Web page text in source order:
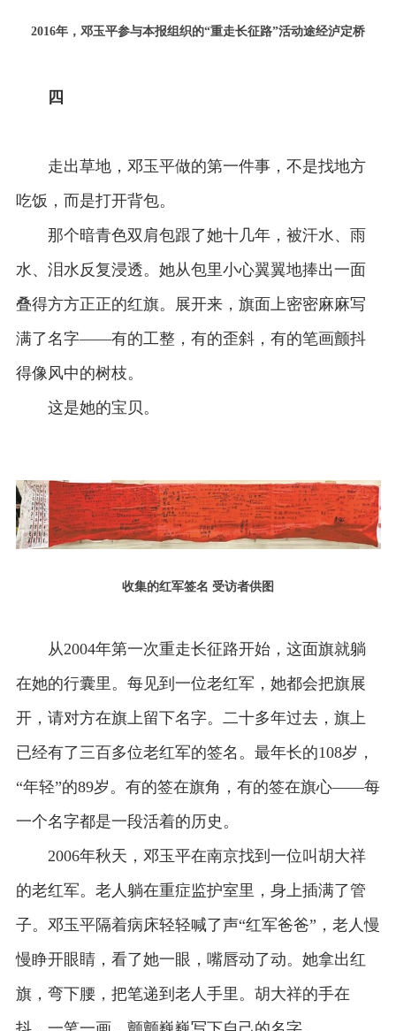
2016年，邓玉平参与本报组织的“重走长征路”活动途经泸定桥
四
走出草地，邓玉平做的第一件事，不是找地方
吃饭，而是打开背包。
那个暗青色双肩包跟了她十几年，被汗水、雨
水、泪水反复浸透。她从包里小心翼翼地捧出一面
叠得方方正正的红旗。展开来，旗面上密密麻麻写
满了名字——有的工整，有的歪斜，有的笔画颤抖
得像风中的树枝。
这是她的宝贝。
收集的红军签名 受访者供图
从2004年第一次重走长征路开始，这面旗就躺
在她的行囊里。每见到一位老红军，她都会把旗展
开，请对方在旗上留下名字。二十多年过去，旗上
已经有了三百多位老红军的签名。最年长的108岁，
“年轻”的89岁。有的签在旗角，有的签在旗心——每
一个名字都是一段活着的历史。
2006年秋天，邓玉平在南京找到一位叫胡大祥
的老红军。老人躺在重症监护室里，身上插满了管
子。邓玉平隔着病床轻轻喊了声“红军爸爸”，老人慢
慢睁开眼睛，看了她一眼，嘴唇动了动。她拿出红
旗，弯下腰，把笔递到老人手里。胡大祥的手在